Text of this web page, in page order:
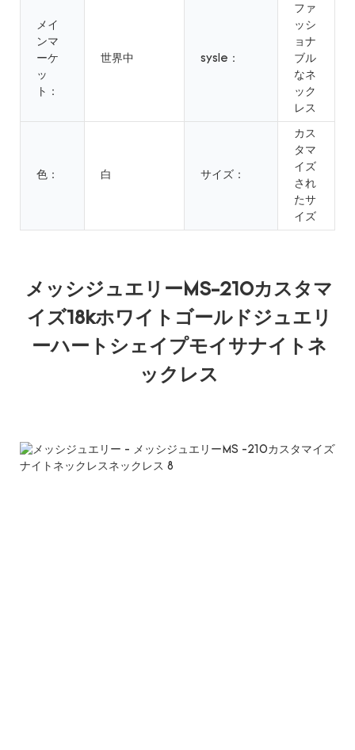
メイ
ンマ
ーケ
ッ
ト：
世界中 sysle：
ファ
ッシ
ョナ
ブル
なネ
ック
レス
色： 白 サイズ：
カス
タマ
イズ
され
たサ
イズ
メッシジュエリーMS-210カスタマ
イズ18kホワイトゴールドジュエリ
ーハートシェイプモイサナイトネ